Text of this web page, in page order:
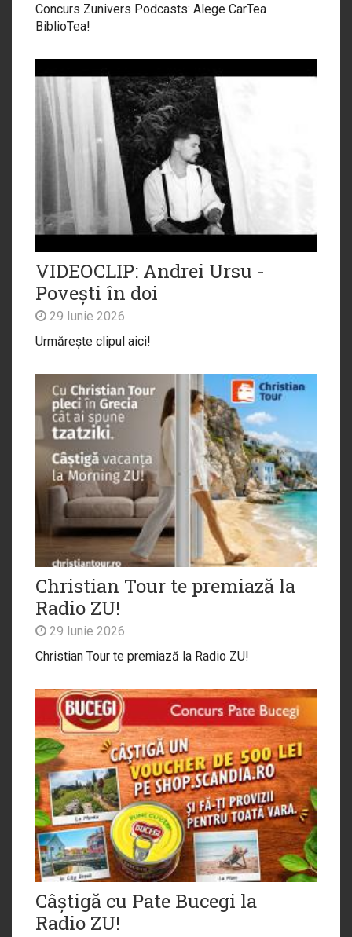
Concurs Zunivers Podcasts: Alege CarTea
BiblioTea!
VIDEOCLIP: Andrei Ursu -
Povești în doi
29 Iunie 2026
Urmărește clipul aici!
Christian Tour te premiază la
Radio ZU!
29 Iunie 2026
Christian Tour te premiază la Radio ZU!
Câștigă cu Pate Bucegi la
Radio ZU!